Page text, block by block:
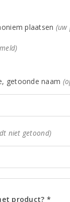
plaatsen (uw
getoonde naam
niet getoond)
product? *